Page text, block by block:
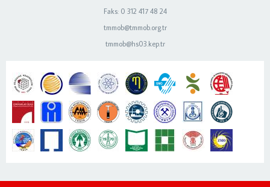
Faks: 0 312 417 48 24
tmmob@tmmob.org.tr
tmmob@hs03.kep.tr